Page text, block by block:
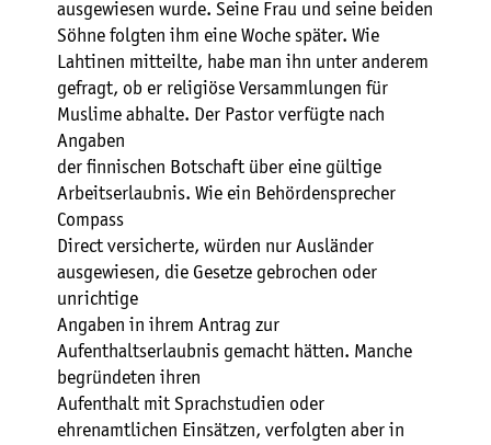
ausgewiesen wurde. Seine Frau und seine beiden
Söhne folgten ihm eine Woche später. Wie
Lahtinen mitteilte, habe man ihn unter anderem
gefragt, ob er religiöse Versammlungen für
Muslime abhalte. Der Pastor verfügte nach
Angaben
der finnischen Botschaft über eine gültige
Arbeitserlaubnis. Wie ein Behördensprecher
Compass
Direct versicherte, würden nur Ausländer
ausgewiesen, die Gesetze gebrochen oder
unrichtige
Angaben in ihrem Antrag zur
Aufenthaltserlaubnis gemacht hätten. Manche
begründeten ihren
Aufenthalt mit Sprachstudien oder
ehrenamtlichen Einsätzen, verfolgten aber in